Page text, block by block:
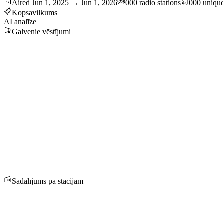
Aired Jun 1, 2025 → Jun 1, 2026 000 radio stations
000
Kopsavilkums
AI analīze
Galvenie vēstījumi
Sadalījums pa stacijām